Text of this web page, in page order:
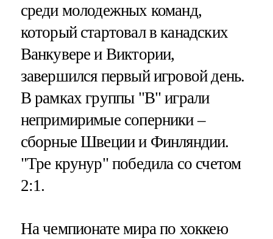
среди молодежных команд,
который стартовал в канадских
Ванкувере и Виктории,
завершился первый игровой день.
В рамках группы "В" играли
непримиримые соперники –
сборные Швеции и Финляндии.
"Тре крунур" победила со счетом
2:1.
На чемпионате мира по хоккею